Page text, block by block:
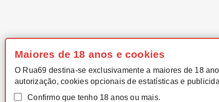
Maiores de 18 anos e cookies
O Rua69 destina-se exclusivamente a maiores de 18
autorização, cookies opcionais de estatísticas e
Confirmo que tenho 18 anos ou mais.